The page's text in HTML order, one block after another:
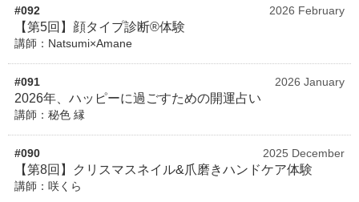
#092 2026 February
【第5回】顔タイプ診断®体験
講師：Natsumi×Amane
#091 2026 January
2026年、ハッピーに過ごすための開運占い
講師：秘色 縁
#090 2025 December
【第8回】クリスマスネイル&爪磨きハンドケア体験
講師：咲くら